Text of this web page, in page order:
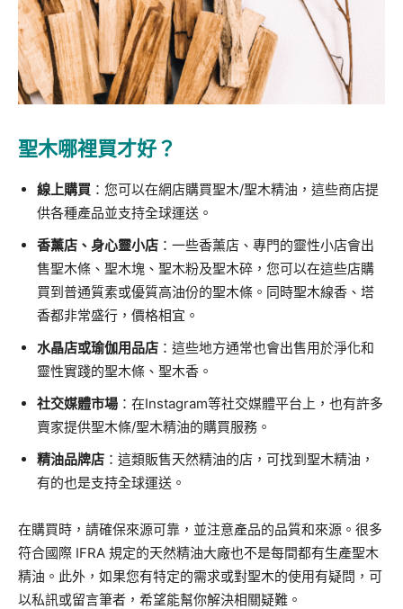
聖木哪裡買才好？
線上購買 ：您可以在網店購買聖木/聖木精油，這些商店提
供各種產品並支持全球運送。
香薰店、身心靈小店 ：一些香薰店、專門的靈性小店會出
售聖木條、聖木塊、聖木粉及聖木碎，您可以在這些店購
買到普通質素或優質高油份的聖木條。同時聖木線香、塔
香都非常盛行，價格相宜。
水晶店或瑜伽用品店 ：這些地方通常也會出售用於淨化和
靈性實踐的聖木條、聖木香。
社交媒體市場 ：在Instagram等社交媒體平台上，也有許多
賣家提供聖木條/聖木精油的購買服務。
精油品牌店 ：這類販售天然精油的店，可找到聖木精油，
有的也是支持全球運送。
在購買時，請確保來源可靠，並注意產品的品質和來源。很多
符合國際 IFRA 規定的天然精油大廠也不是每間都有生產聖木
精油。此外，如果您有特定的需求或對聖木的使用有疑問，可
以私訊或留言筆者，希望能幫你解決相關疑難。